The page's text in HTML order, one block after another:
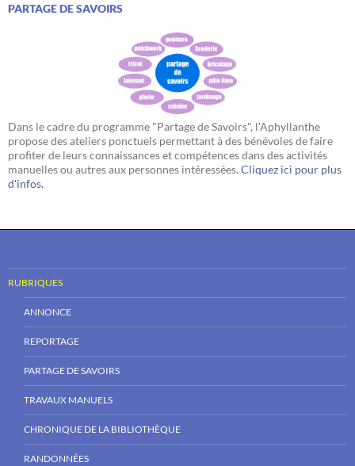
PARTAGE DE SAVOIRS
Dans le cadre du programme "Partage de Savoirs", l'Aphyllanthe
propose des ateliers ponctuels permettant à des bénévoles de faire
profiter de leurs connaissances et compétences dans des activités
manuelles ou autres aux personnes intéressées. Cliquez ici pour plus
d'infos.
RUBRIQUES
ANNONCE
REPORTAGE
PARTAGE DE SAVOIRS
TRAVAUX MANUELS
CHRONIQUE DE LA BIBLIOTHÈQUE
RANDONNÉES